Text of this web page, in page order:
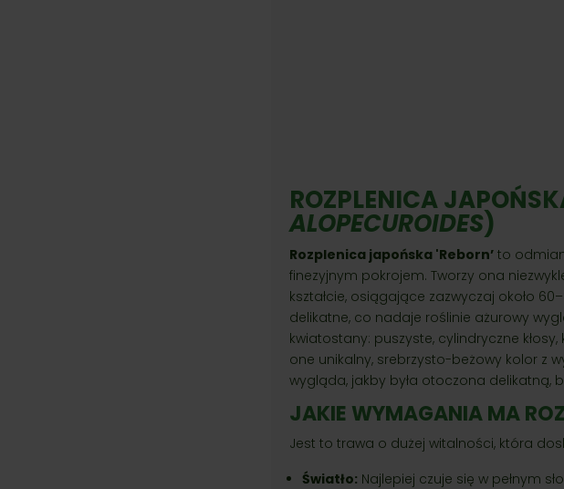
ROZPLENICA
ALOPECUROIDES)
Rozplenica japońska 'Reborn’ to
finezyjnym pokrojem. Tworzy ona
kształcie, osiągające zazwyczaj około
delikatne, co nadaje roślinie ażurowy
kwiatostany: puszyste, cylindryczne
one unikalny, srebrzysto-beżowy kolor z
wygląda, jakby była otoczona delikatną,
JAKIE WYMAGANIA MA
Jest to trawa o dużej witalności, która
Światło: Najlepiej czuje się w pełnym